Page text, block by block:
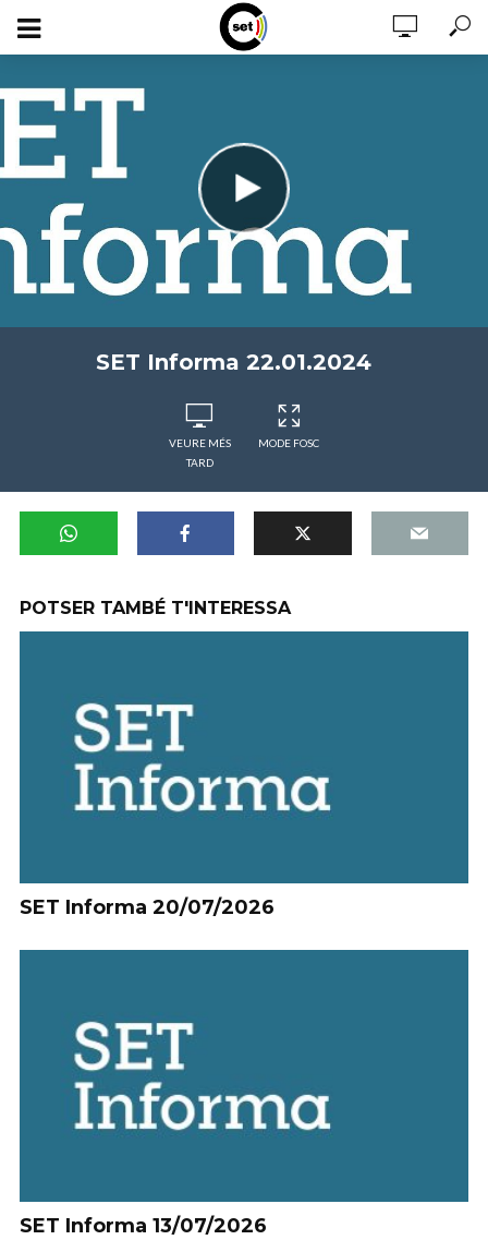
SET Informa 22.01.2024
VEURE MÉS
TARD
MODE FOSC
POTSER TAMBÉ T'INTERESSA
SET Informa 20/07/2026
SET Informa 13/07/2026